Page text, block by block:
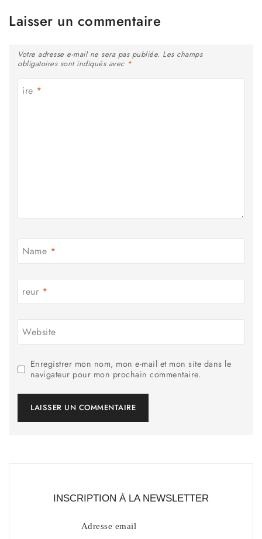
Laisser un commentaire
Votre adresse e-mail ne sera pas publiée. Les champs
obligatoires sont indiqués avec *
ire *
Name *
reur *
Website
Enregistrer mon nom, mon e-mail et mon site dans le
navigateur pour mon prochain commentaire.
INSCRIPTION À LA NEWSLETTER